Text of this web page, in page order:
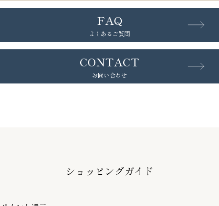
FAQ
よくあるご質問
CONTACT
お問い合わせ
ショッピングガイド